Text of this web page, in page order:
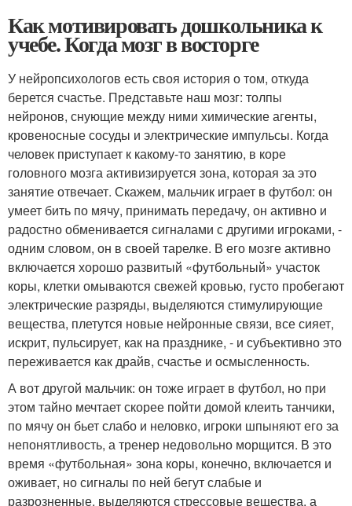
Как мотивировать дошкольника к
учебе. Когда мозг в восторге
У нейропсихологов есть своя история о том, откуда
берется счастье. Представьте наш мозг: толпы
нейронов, снующие между ними химические агенты,
кровеносные сосуды и электрические импульсы. Когда
человек приступает к какому-то занятию, в коре
головного мозга активизируется зона, которая за это
занятие отвечает. Скажем, мальчик играет в футбол: он
умеет бить по мячу, принимать передачу, он активно и
радостно обменивается сигналами с другими игроками, -
одним словом, он в своей тарелке. В его мозге активно
включается хорошо развитый «футбольный» участок
коры, клетки омываются свежей кровью, густо пробегают
электрические разряды, выделяются стимулирующие
вещества, плетутся новые нейронные связи, все сияет,
искрит, пульсирует, как на празднике, - и субъективно это
переживается как драйв, счастье и осмысленность.
А вот другой мальчик: он тоже играет в футбол, но при
этом тайно мечтает скорее пойти домой клеить танчики,
по мячу он бьет слабо и неловко, игроки шпыняют его за
непонятливость, а тренер недовольно морщится. В это
время «футбольная» зона коры, конечно, включается и
оживает, но сигналы по ней бегут слабые и
разрозненные, выделяются стрессовые вещества, а